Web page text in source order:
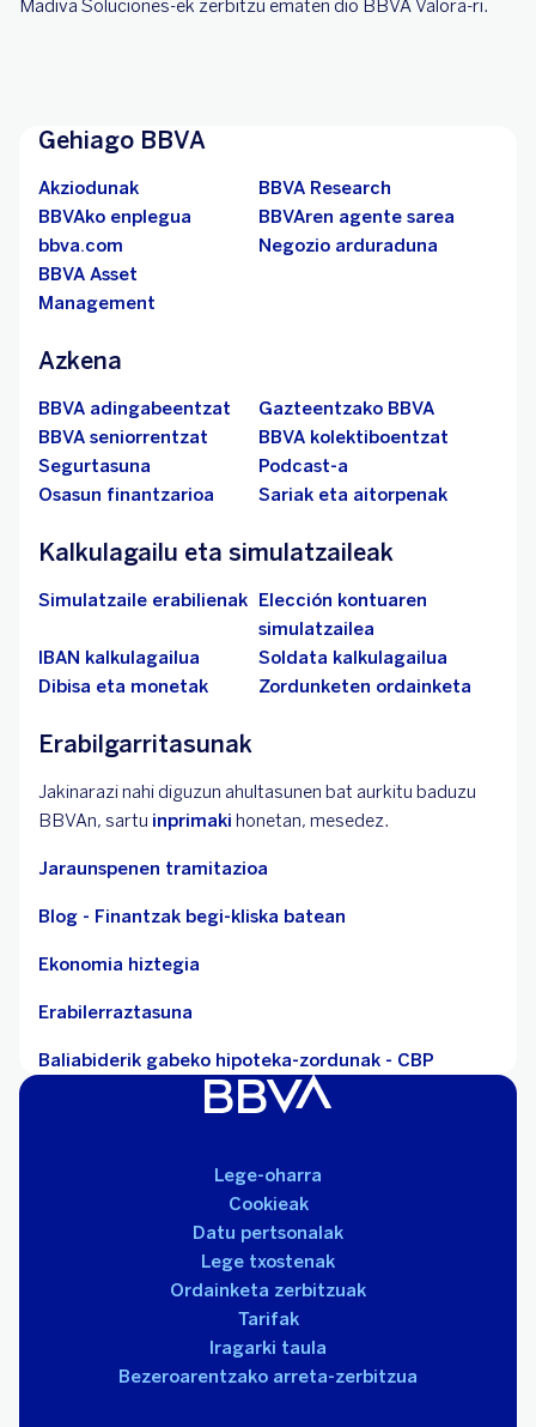
Madiva Soluciones-ek zerbitzu ematen dio BBVA Valora-ri.
Gehiago BBVA
Akziodunak
BBVA Research
BBVAko enplegua
BBVAren agente sarea
bbva.com
Negozio arduraduna
BBVA Asset
Management
Azkena
BBVA adingabeentzat
Gazteentzako BBVA
BBVA seniorrentzat
BBVA kolektiboentzat
Segurtasuna
Podcast-a
Osasun finantzarioa
Sariak eta aitorpenak
Kalkulagailu eta simulatzaileak
Simulatzaile erabilienak Elección kontuaren
simulatzailea
IBAN kalkulagailua
Soldata kalkulagailua
Dibisa eta monetak
Zordunketen ordainketa
Erabilgarritasunak
Jakinarazi nahi diguzun ahultasunen bat aurkitu baduzu
BBVAn, sartu inprimaki honetan, mesedez.
Jaraunspenen tramitazioa
Blog - Finantzak begi-kliska batean
Ekonomia hiztegia
Erabilerraztasuna
Baliabiderik gabeko hipoteka-zordunak - CBP
Lege-oharra
Cookieak
Datu pertsonalak
Lege txostenak
Ordainketa zerbitzuak
Tarifak
Iragarki taula
Bezeroarentzako arreta-zerbitzua